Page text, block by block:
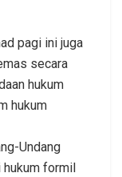
pagi ini juga
secara
hukum
hukum
Undang
formil